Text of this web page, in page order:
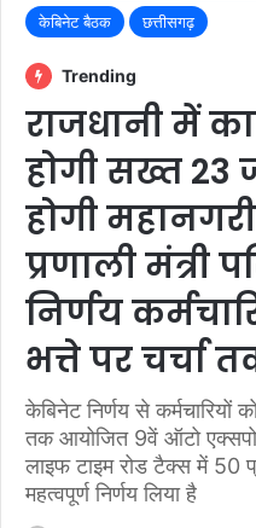
केबिनेट बैठक
छत्तीसगढ़
Trending
राजधानी में
होगी सख्त
होगी
प्रणाली मंत्री
निर्णय
भत्ते पर चर्चा
केबिनेट निर्णय से कर्मचारियों
तक आयोजित 9वें ऑटो एक्सपो
लाइफ टाइम रोड टैक्स में 50
महत्वपूर्ण निर्णय लिया है